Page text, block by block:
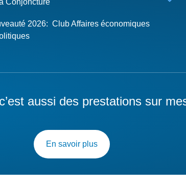
Conjoncture
2026: Club Affaires économiques
aussi des prestations sur
En savoir plus